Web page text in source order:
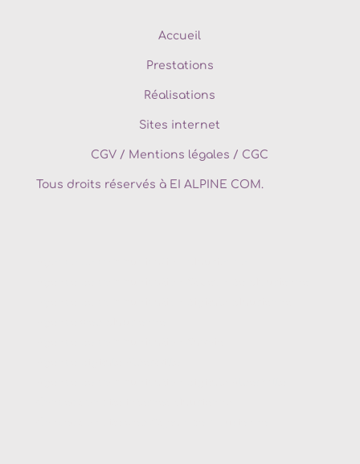
Accueil
Prestations
Réalisations
Sites internet
CGV / Mentions légales / CGC
Tous droits réservés à EI ALPINE COM.